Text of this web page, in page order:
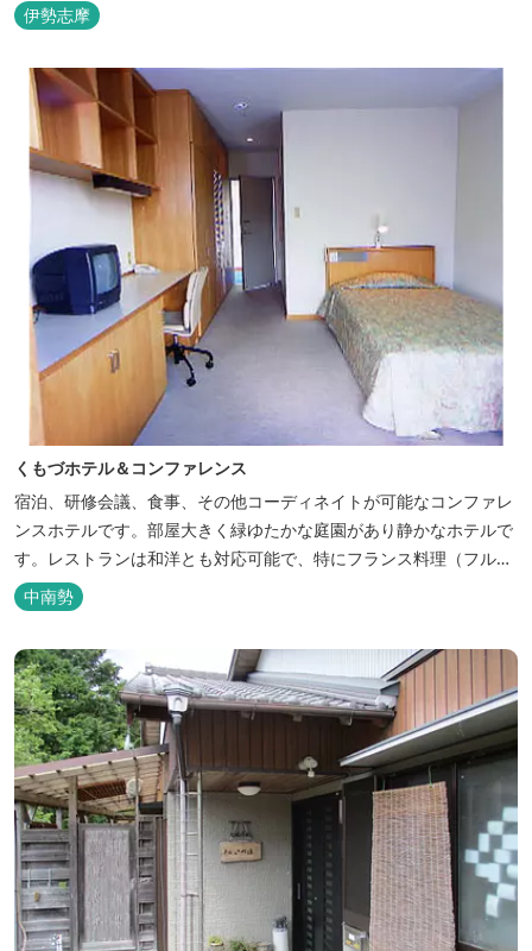
伊勢志摩
くもづホテル＆コンファレンス
宿泊、研修会議、食事、その他コーディネイトが可能なコンファレ
ンスホテルです。部屋大きく緑ゆたかな庭園があり静かなホテルで
す。レストランは和洋とも対応可能で、特にフランス料理（フルコ
ース）が人気あり是非ご賞味ください。
中南勢